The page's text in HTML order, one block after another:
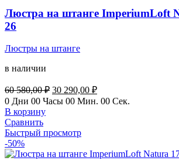
Люстра на штанге ImperiumLoft
26
Люстры на штанге
в наличии
60 580,00₽ Первоначальная
цена
580,00 ₽.
30 290,00 ₽Текущая
цена:
0 Дни 00 Часы 00 Мин. 00 Сек.
В корзину
Сравнить
Быстрый просмотр
-50%